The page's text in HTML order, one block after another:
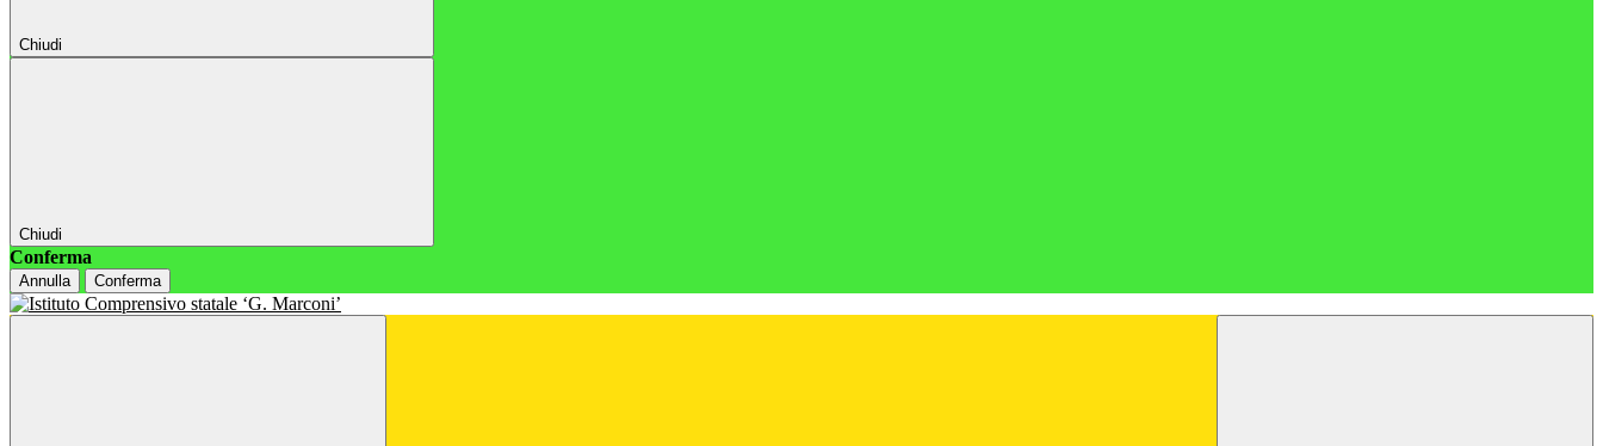
Chiudi
Chiudi
Conferma
Annulla Conferma